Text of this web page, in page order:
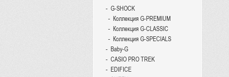
G-SHOCK
Коллекция G-PREMIUM
Коллекция G-CLASSIC
Коллекция G-SPECIALS
Baby-G
CASIO PRO TREK
EDIFICE